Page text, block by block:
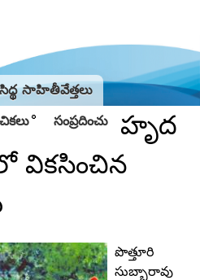
సాహితీవేత్తలు
సంప్రదించు
హృద
వికసించిన
పొత్తూరి
సుబ్బారావు